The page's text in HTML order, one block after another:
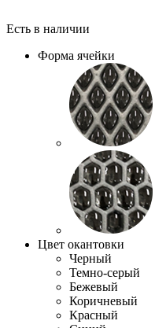
Есть в наличии
Форма ячейки
Цвет окантовки
Черный
Темно-серый
Бежевый
Коричневый
Красный